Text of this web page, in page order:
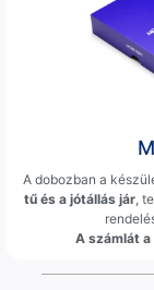
A dobozban a
tű és a jótállás jár ,
A számlát